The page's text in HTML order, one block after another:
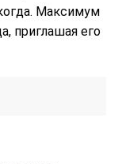
Максимум
приглашая его